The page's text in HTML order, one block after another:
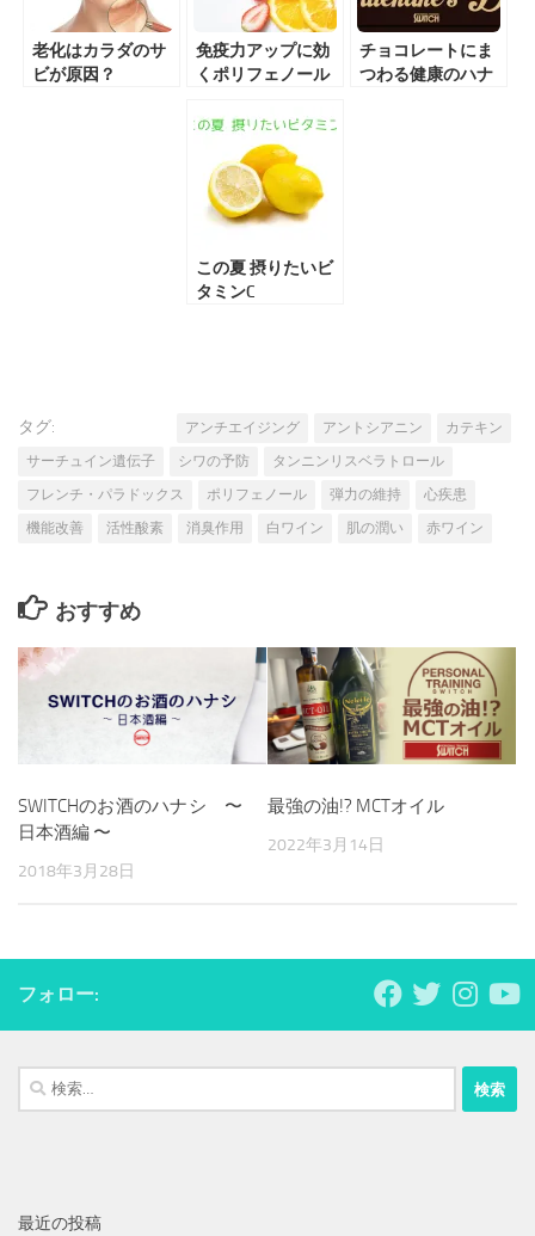
老化はカラダのサ
ビが原因？
免疫力アップに効
くポリフェノール
チョコレートにま
つわる健康のハナ
この夏 摂りたいビ
タミンC
タグ: アンチエイジング アントシアニン
カテキン
サーチュイン遺伝子
シワの予防
タンニンリスベラトロール
フレンチ・パラドックス
ポリフェノール 弾力の維持
心疾患
機能改善
活性酸素 消臭作用 白ワイン 肌の潤い 赤ワイン
おすすめ
SWITCHのお酒のハナシ 〜
日本酒編 〜
2018年3月28日
最強の油!? MCTオイル
2022年3月14日
フォロー:
検
索:
最近の投稿